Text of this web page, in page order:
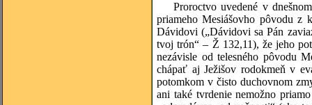
Proroctvo uvedené v
priameho Mesiášovho pôvodu z
Dávidovi („Dávidovi sa Pán
tvoj trón“ – Ž 132,11), že jeho
nezávisle od telesného pôvodu
chápať aj Ježišov rodokmeň v
potomkom v čisto duchovnom
ani také tvrdenie nemožno